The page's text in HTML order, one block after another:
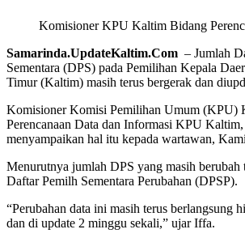
Komisioner KPU Kaltim Bidang
Samarinda.UpdateKaltim.Com – Jumlah
Sementara (DPS) pada Pemilihan Kepala
Timur (Kaltim) masih terus bergerak dan
Komisioner Komisi Pemilihan Umum (KPU)
Perencanaan Data dan Informasi KPU
menyampaikan hal itu kepada wartawan,
Menurutnya jumlah DPS yang masih berubah
Daftar Pemilh Sementara Perubahan (DPSP).
“Perubahan data ini masih terus berlangsung
dan di update 2 minggu sekali,” ujar Iffa.